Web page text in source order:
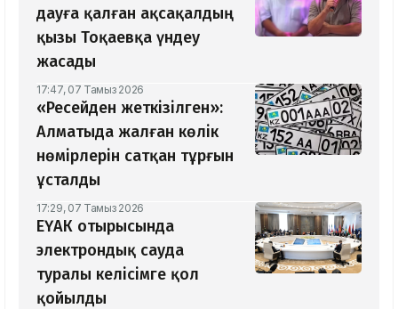
дауға қалған ақсақалдың
қызы Тоқаевқа үндеу
жасады
17:47, 07 Тамыз 2026
«Ресейден жеткізілген»:
Алматыда жалған көлік
нөмірлерін сатқан тұрғын
ұсталды
17:29, 07 Тамыз 2026
ЕҮАК отырысында
электрондық сауда
туралы келісімге қол
қойылды